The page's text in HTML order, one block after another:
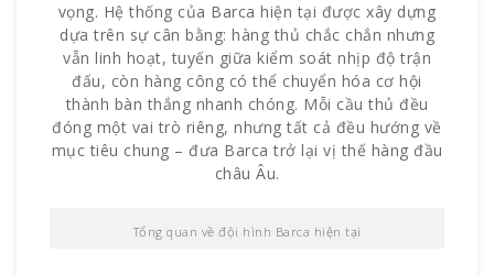
vọng. Hệ thống của Barca hiện tại được xây dựng
dựa trên sự cân bằng: hàng thủ chắc chắn nhưng
vẫn linh hoạt, tuyến giữa kiểm soát nhịp độ trận
đấu, còn hàng công có thể chuyển hóa cơ hội
thành bàn thắng nhanh chóng. Mỗi cầu thủ đều
đóng một vai trò riêng, nhưng tất cả đều hướng về
mục tiêu chung – đưa Barca trở lại vị thế hàng đầu
châu Âu.
Tổng quan về đội hình Barca hiện tại